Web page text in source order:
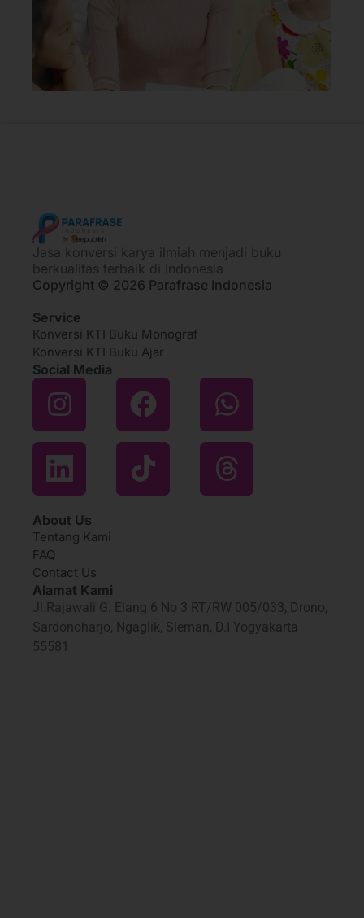
Jasa konversi karya ilmiah menjadi buku
berkualitas terbaik di Indonesia
Copyright © 2026 Parafrase Indonesia
Service
Konversi KTI Buku Monograf
Konversi KTI Buku Ajar
Social Media
About Us
Tentang Kami
FAQ
Contact Us
Alamat Kami
Jl.Rajawali G. Elang 6 No 3 RT/RW 005/033, Drono,
Sardonoharjo, Ngaglik, Sleman, D.I Yogyakarta
55581